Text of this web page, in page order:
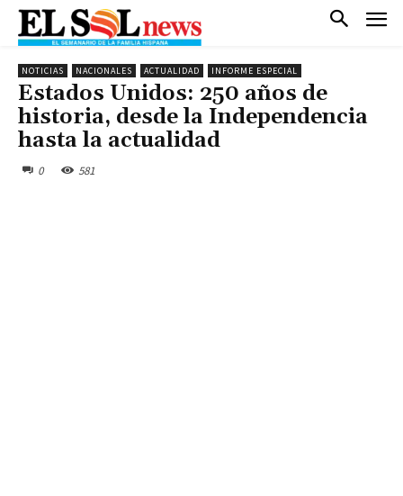
NOTICIAS NACIONALES ACTUALIDAD INFORME ESPECIAL
Estados Unidos: 250 años de
historia, desde la Independencia
hasta la actualidad
0 581